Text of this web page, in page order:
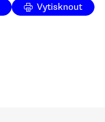
Vytisknout